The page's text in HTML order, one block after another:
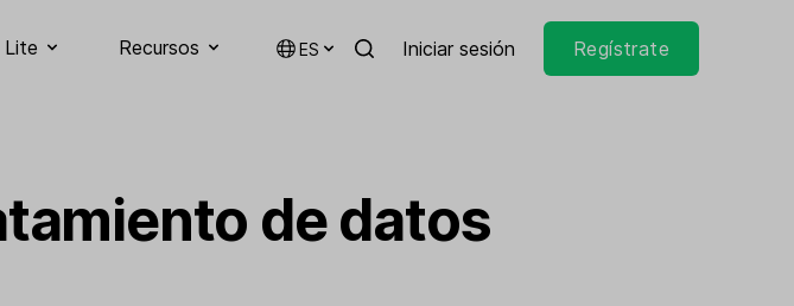
Lite Recursos ES Iniciar sesión Regístrate
de datos